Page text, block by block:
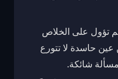
تؤول على الخلاص
حاسدة لا تتورع
شائكة.